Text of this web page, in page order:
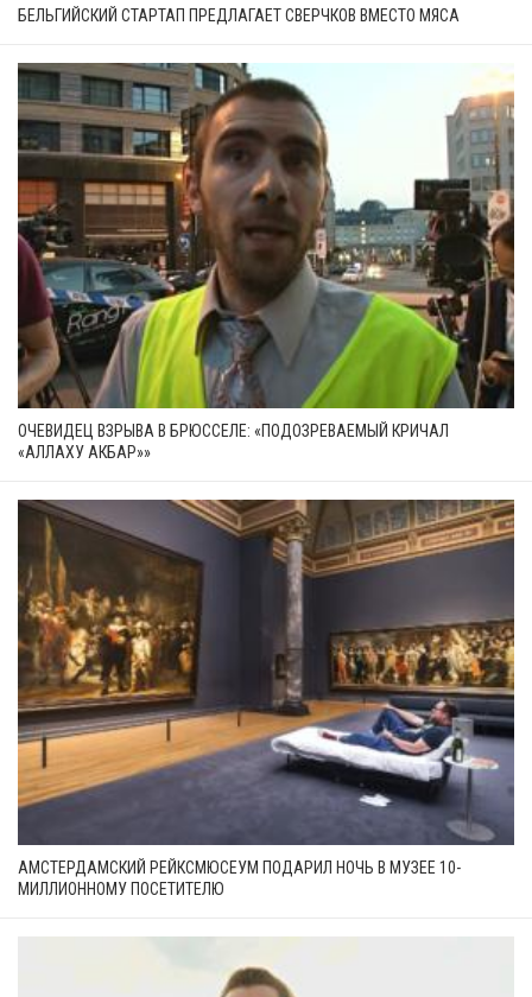
БЕЛЬГИЙСКИЙ СТАРТАП ПРЕДЛАГАЕТ СВЕРЧКОВ ВМЕСТО МЯСА
ОЧЕВИДЕЦ ВЗРЫВА В БРЮССЕЛЕ: «ПОДОЗРЕВАЕМЫЙ КРИЧАЛ
«АЛЛАХУ АКБАР»»
АМСТЕРДАМСКИЙ РЕЙКСМЮСЕУМ ПОДАРИЛ НОЧЬ В МУЗЕЕ 10-
МИЛЛИОННОМУ ПОСЕТИТЕЛЮ